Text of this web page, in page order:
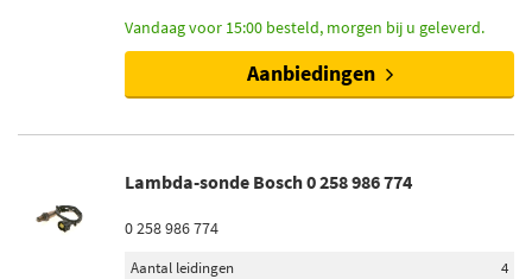
Vandaag voor 15:00 besteld, morgen bij u geleverd.
Aanbiedingen
Lambda-sonde Bosch 0 258 986 774
0 258 986 774
Aantal leidingen
4